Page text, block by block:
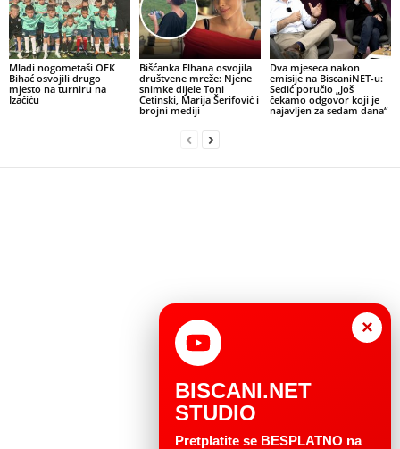
Mladi nogometaši OFK
Bihać osvojili drugo
mjesto na turniru na
Izačiću
Bišćanka Elhana osvojila
društvene mreže: Njene
snimke dijele Toni
Cetinski, Marija Šerifović i
brojni mediji
Dva mjeseca nakon
emisije na BiscaniNET-u:
Sedić poručio „Još
čekamo odgovor koji je
najavljen za sedam dana“
×
BISCANI.NET
STUDIO
Pretplatite se BESPLATNO na